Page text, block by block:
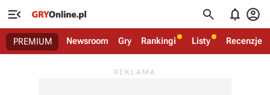
   
PREMIUM Newsroom Gry Rankingi Listy Recenzje